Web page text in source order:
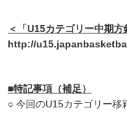
＜「U15カテゴリー中期
http://
■特記事項（補足）
○ 今回のU15カテゴリー移